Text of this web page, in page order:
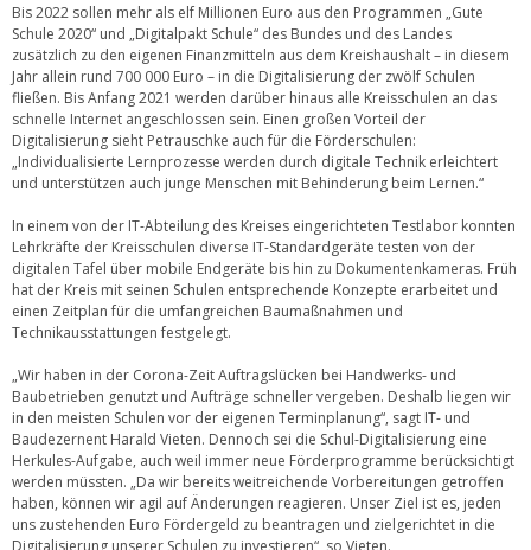
Bis 2022 sollen mehr als elf Millionen Euro aus den Programmen „Gute
Schule 2020“ und „Digitalpakt Schule“ des Bundes und des Landes
zusätzlich zu den eigenen Finanzmitteln aus dem Kreishaushalt – in diesem
Jahr allein rund 700 000 Euro – in die Digitalisierung der zwölf Schulen
fließen. Bis Anfang 2021 werden darüber hinaus alle Kreisschulen an das
schnelle Internet angeschlossen sein. Einen großen Vorteil der
Digitalisierung sieht Petrauschke auch für die Förderschulen:
„Individualisierte Lernprozesse werden durch digitale Technik erleichtert
und unterstützen auch junge Menschen mit Behinderung beim Lernen.“
In einem von der IT-Abteilung des Kreises eingerichteten Testlabor konnten
Lehrkräfte der Kreisschulen diverse IT-Standardgeräte testen von der
digitalen Tafel über mobile Endgeräte bis hin zu Dokumentenkameras. Früh
hat der Kreis mit seinen Schulen entsprechende Konzepte erarbeitet und
einen Zeitplan für die umfangreichen Baumaßnahmen und
Technikausstattungen festgelegt.
„Wir haben in der Corona-Zeit Auftragslücken bei Handwerks- und
Baubetrieben genutzt und Aufträge schneller vergeben. Deshalb liegen wir
in den meisten Schulen vor der eigenen Terminplanung“, sagt IT- und
Baudezernent Harald Vieten. Dennoch sei die Schul-Digitalisierung eine
Herkules-Aufgabe, auch weil immer neue Förderprogramme berücksichtigt
werden müssten. „Da wir bereits weitreichende Vorbereitungen getroffen
haben, können wir agil auf Änderungen reagieren. Unser Ziel ist es, jeden
uns zustehenden Euro Fördergeld zu beantragen und zielgerichtet in die
Digitalisierung unserer Schulen zu investieren“, so Vieten.